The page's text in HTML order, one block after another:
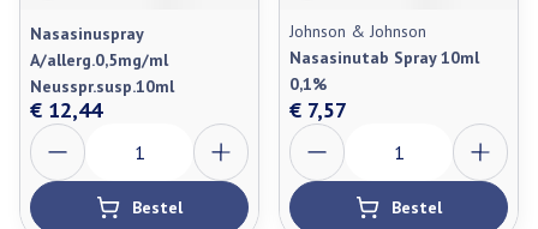
Nasasinuspray
A/allerg.0,5mg/ml
Neusspr.susp.10ml
€ 12,44
Aantal
Bestel
Johnson & Johnson
Nasasinutab Spray 10ml
0,1%
€ 7,57
Aantal
Bestel